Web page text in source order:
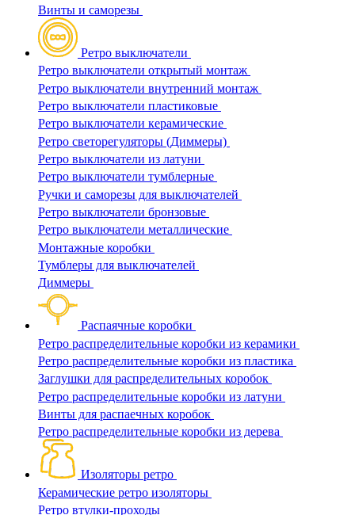
Винты и саморезы
Ретро выключатели
Ретро выключатели открытый монтаж
Ретро выключатели внутренний монтаж
Ретро выключатели пластиковые
Ретро выключатели керамические
Ретро светорегуляторы (Диммеры)
Ретро выключатели из латуни
Ретро выключатели тумблерные
Ручки и саморезы для выключателей
Ретро выключатели бронзовые
Ретро выключатели металлические
Монтажные коробки
Тумблеры для выключателей
Диммеры
Распаячные коробки
Ретро распределительные коробки из керамики
Ретро распределительные коробки из пластика
Заглушки для распределительных коробок
Ретро распределительные коробки из латуни
Винты для распаечных коробок
Ретро распределительные коробки из дерева
Изоляторы ретро
Керамические ретро изоляторы
Ретро втулки-проходы